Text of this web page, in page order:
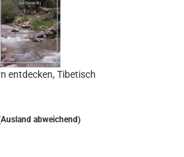
entdecken, Tibetisch
abweichend)